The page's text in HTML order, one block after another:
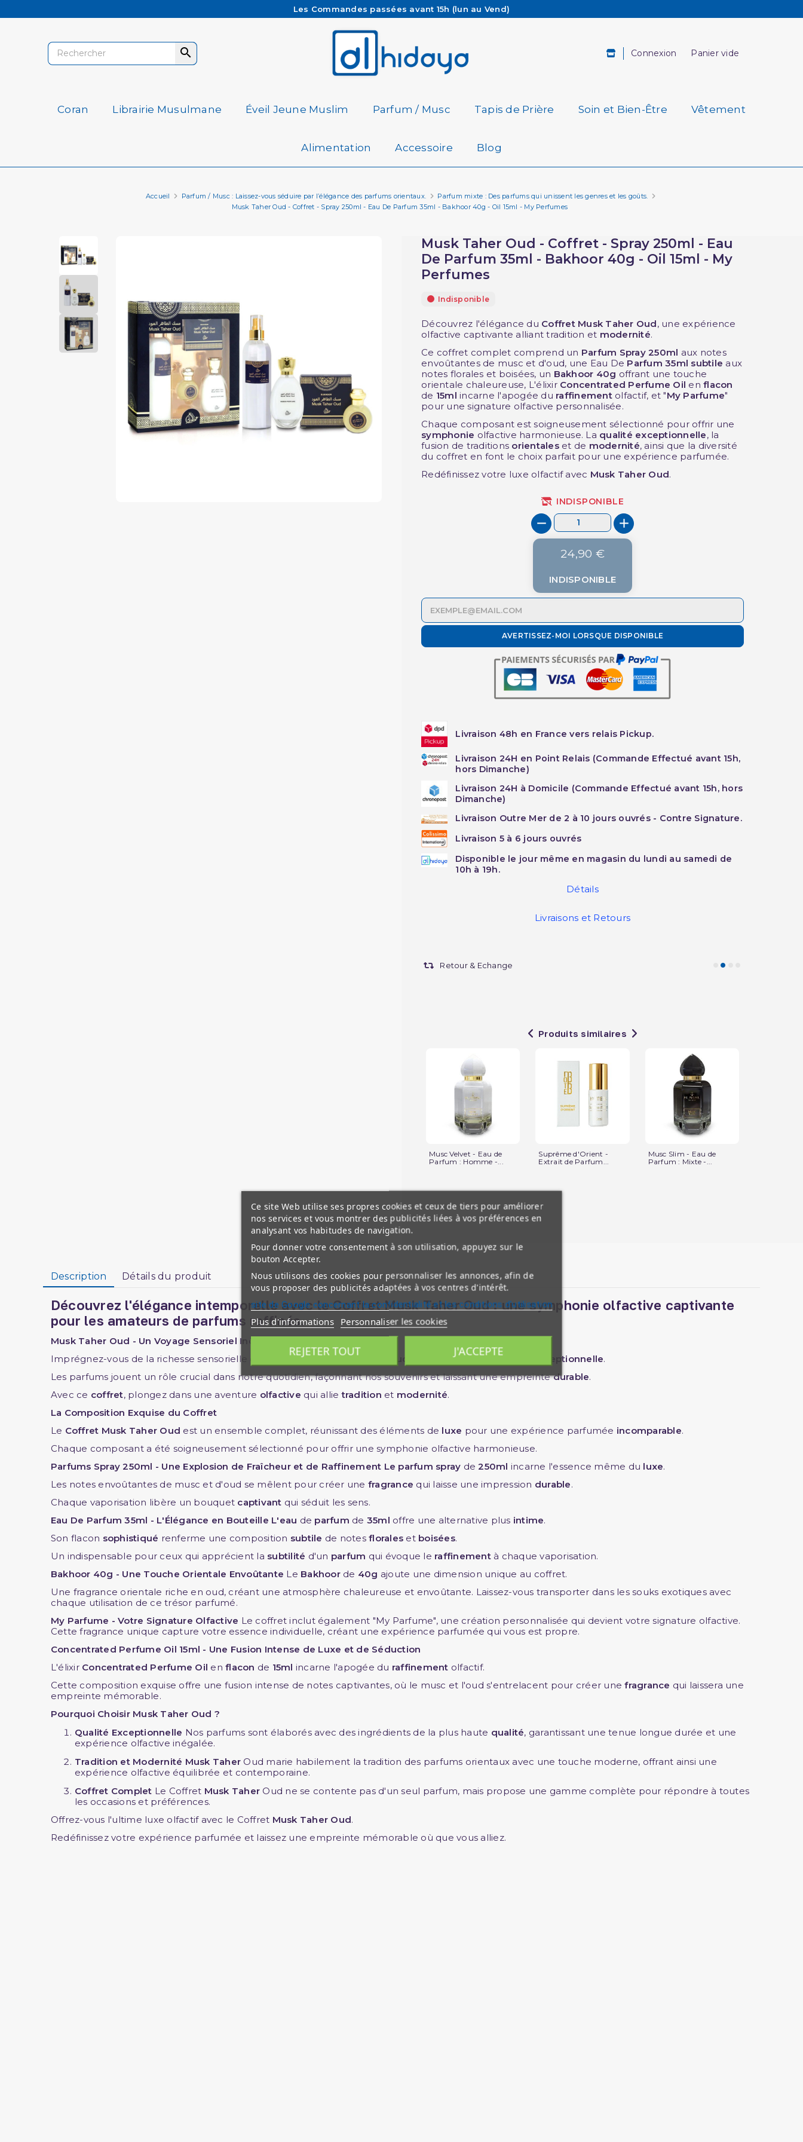
Les Commandes passées avant 15h (lun au Vend)
Besoin d'aide ? Retrouvez notre FAQ
Livraison offerte à partir de 65€ d'achat*
 Connexion Panier vide
Coran Librairie Musulmane Éveil Jeune Muslim Parfum / Musc Tapis de Prière Soin et Bien-Être Vêtement
Alimentation Accessoire Blog
Accueil Parfum / Musc : Laissez-vous séduire par l’élégance des parfums orientaux.
Parfum mixte : Des parfums qui unissent les genres et les goûts.
Musk Taher Oud - Coffret - Spray 250ml - Eau De Parfum 35ml - Bakhoor 40g - Oil 15ml - My Perfumes
Musk Taher Oud - Coffret - Spray 250ml - Eau
De Parfum 35ml - Bakhoor 40g - Oil 15ml - My
Perfumes
Indisponible
Découvrez l'élégance du Coffret Musk Taher Oud, une expérience
olfactive captivante alliant tradition et modernité.
Ce coffret complet comprend un Parfum Spray 250ml aux notes
envoûtantes de musc et d'oud, une Eau De Parfum 35ml subtile aux
notes florales et boisées, un Bakhoor 40g offrant une touche
orientale chaleureuse, L'élixir Concentrated Perfume Oil en flacon
de 15ml incarne l'apogée du raffinement olfactif, et "My Parfume"
pour une signature olfactive personnalisée.
Chaque composant est soigneusement sélectionné pour offrir une
symphonie olfactive harmonieuse. La qualité exceptionnelle, la
fusion de traditions orientaleset de modernité, ainsi que la diversité
du coffret en font le choix parfait pour une expérience parfumée.
Redéfinissez votre luxe olfactif avec Musk Taher Oud.
INDISPONIBLE
24,90 €
INDISPONIBLE
AVERTISSEZ-MOI LORSQUE DISPONIBLE
Livraison 48h en France vers relais Pickup.
Livraison 24H en Point Relais (Commande Effectué avant 15h,
hors Dimanche)
Livraison 24H à Domicile (Commande Effectué avant 15h, hors
Dimanche)
Livraison Outre Mer de 2 à 10 jours ouvrés - Contre Signature.
Livraison 5 à 6 jours ouvrés
Disponible le jour même en magasin du lundi au samedi de
10h à 19h.
Détails
Livraisons et Retours
Retour & Echange
Produits similaires
Musc Velvet - Eau de
Parfum : Homme -...
Suprême d'Orient -
Extrait de Parfum...
Musc Slim - Eau de
Parfum : Mixte -...
Description Détails du produit
Découvrez l'élégance intemporelle avec le Coffret Musk Taher Oud : une symphonie olfactive captivante
pour les amateurs de parfums raffinés.
Musk Taher Oud - Un Voyage Sensoriel Inoubliable
Imprégnez-vous de la richesse sensorielle de notreCoffret Musk Taher Oud , une expérience olfactive exceptionnelle.
Les parfums jouent un rôle crucial dans notre quotidien, façonnant nos souvenirs et laissant une empreintedurable.
Avec ce coffret, plongez dans une aventure olfactive qui allietradition et modernité.
La Composition Exquise du Coffret
Le Coffret Musk Taher Oud est un ensemble complet, réunissant des éléments de luxe pour une expérience parfumée incomparable.
Chaque composant a été soigneusement sélectionné pour offrir une symphonie olfactive harmonieuse.
Parfums Spray 250ml - Une Explosion de Fraîcheur et de Raffinement Le parfum spray de250ml incarne l'essence même du luxe.
Les notes envoûtantes de musc et d'oud se mêlent pour créer une fragrance qui laisse une impression durable.
Chaque vaporisation libère un bouquet captivant qui séduit les sens.
Eau De Parfum 35ml - L'Élégance en Bouteille L'eau de parfum de 35ml offre une alternative plus intime.
Son flacon sophistiqué renferme une composition subtile de notesflorales et boisées.
Un indispensable pour ceux qui apprécient la subtilité d'un parfum qui évoque le raffinement à chaque vaporisation.
Bakhoor 40g - Une Touche Orientale Envoûtante Le Bakhoor de 40g ajoute une dimension unique au coffret.
Une fragrance orientale riche en oud, créant une atmosphère chaleureuse et envoûtante. Laissez-vous transporter dans les souks exotiques avec
chaque utilisation de ce trésor parfumé.
My Parfume - Votre Signature Olfactive Le coffret inclut également "My Parfume", une création personnalisée qui devient votre signature olfactive.
Cette fragrance unique capture votre essence individuelle, créant une expérience parfumée qui vous est propre.
Concentrated Perfume Oil 15ml - Une Fusion Intense de Luxe et de Séduction
L'élixir Concentrated Perfume Oil enflacon de 15ml incarne l'apogée du raffinement olfactif.
Cette composition exquise offre une fusion intense de notes captivantes, où le musc et l'oud s'entrelacent pour créer unefragrance qui laissera une
empreinte mémorable.
Pourquoi Choisir Musk Taher Oud ?
Qualité Exceptionnelle Nos parfums sont élaborés avec des ingrédients de la plus haute qualité, garantissant une tenue longue durée et une
expérience olfactive inégalée.
Tradition et Modernité Musk Taher Oud marie habilement la tradition des parfums orientaux avec une touche moderne, offrant ainsi une
expérience olfactive équilibrée et contemporaine.
Coffret Complet Le Coffret Musk Taher Oud ne se contente pas d'un seul parfum, mais propose une gamme complète pour répondre à toutes
les occasions et préférences.
Offrez-vous l'ultime luxe olfactif avec le Coffret Musk Taher Oud.
Redéfinissez votre expérience parfumée et laissez une empreinte mémorable où que vous alliez.
Ce site Web utilise ses propres cookies et ceux de tiers pour améliorer
nos services et vous montrer des publicités liées à vos préférences en
analysant vos habitudes de navigation.
Pour donner votre consentement à son utilisation, appuyez sur le
bouton Accepter.
Nous utilisons des cookies pour personnaliser les annonces, afin de
vous proposer des publicités adaptées à vos centres d'intérêt.
site de Google concernant la confidentialité et les conditions d'utilisation
Plus d'informations Personnaliser les cookies
REJETER TOUT J'ACCEPTE